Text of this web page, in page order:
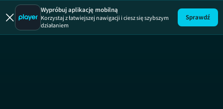
Diagnoza
Wypróbuj aplikację mobilną
Korzystaj z łatwiejszej nawigacji i ciesz się szybszym
działaniem
Sprawdź